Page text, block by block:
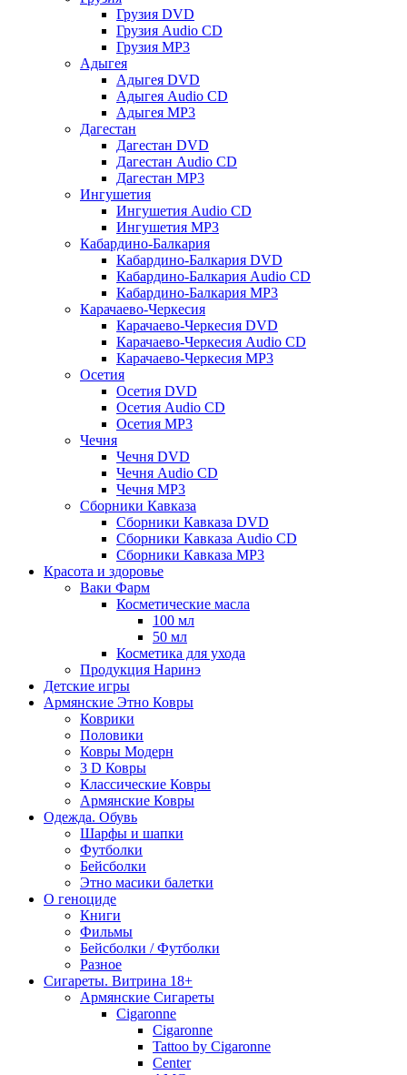
Грузия DVD
Грузия Audio CD
Грузия MP3
Адыгея
Адыгея DVD
Адыгея Audio CD
Адыгея MP3
Дагестан
Дагестан DVD
Дагестан Audio CD
Дагестан MP3
Ингушетия
Ингушетия Audio CD
Ингушетия MP3
Кабардино-Балкария
Кабардино-Балкария DVD
Кабардино-Балкария Audio CD
Кабардино-Балкария MP3
Карачаево-Черкесия
Карачаево-Черкесия DVD
Карачаево-Черкесия Audio CD
Карачаево-Черкесия MP3
Осетия
Осетия DVD
Осетия Audio CD
Осетия MP3
Чечня
Чечня DVD
Чечня Audio CD
Чечня MP3
Сборники Кавказа
Сборники Кавказа DVD
Сборники Кавказа Audio CD
Сборники Кавказа MP3
Красота и здоровье
Ваки Фарм
Косметические масла
100 мл
50 мл
Косметика для ухода
Продукция Наринэ
Детские игры
Армянские Этно Ковры
Коврики
Половики
Ковры Модерн
3 D Ковры
Классические Ковры
Армянские Ковры
Одежда. Обувь
Шарфы и шапки
Футболки
Бейсболки
Этно масики балетки
О геноциде
Книги
Фильмы
Бейсболки / Футболки
Разное
Сигареты. Витрина 18+
Армянские Сигареты
Cigaronne
Cigaronne
Tattoo by Cigaronne
Center